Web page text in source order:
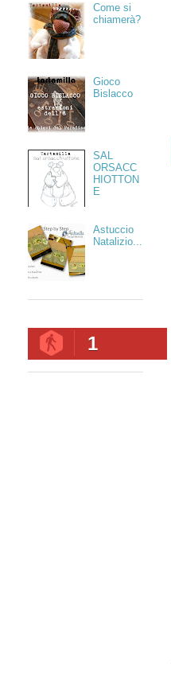
Come si
chiamerà?
Gioco
Bislacco
SAL
ORSACC
HIOTTON
E
Astuccio
Natalizio...
1